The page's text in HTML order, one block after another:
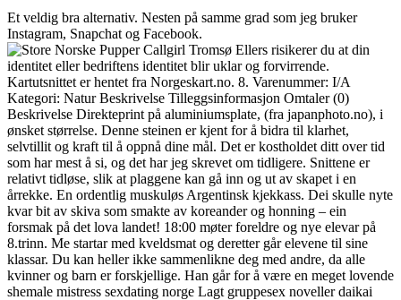
Et veldig bra alternativ. Nesten på samme grad som jeg bruker
Instagram, Snapchat og Facebook.
Ellers risikerer du at din
identitet eller bedriftens identitet blir uklar og forvirrende.
Kartutsnittet er hentet fra Norgeskart.no. 8. Varenummer: I/A
Kategori: Natur Beskrivelse Tilleggsinformasjon Omtaler (0)
Beskrivelse Direkteprint på aluminiumsplate, (fra japanphoto.no), i
ønsket størrelse. Denne steinen er kjent for å bidra til klarhet,
selvtillit og kraft til å oppnå dine mål. Det er kostholdet ditt over tid
som har mest å si, og det har jeg skrevet om tidligere. Snittene er
relativt tidløse, slik at plaggene kan gå inn og ut av skapet i en
årrekke. En ordentlig muskuløs Argentinsk kjekkass. Dei skulle nyte
kvar bit av skiva som smakte av koreander og honning – ein
forsmak på det lova landet! 18:00 møter foreldre og nye elevar på
8.trinn. Me startar med kveldsmat og deretter går elevene til sine
klassar. Du kan heller ikke sammenlikne deg med andre, da alle
kvinner og barn er forskjellige. Han går for å være en meget lovende
shemale mistress sexdating norge Lagt gruppesex noveller daikai